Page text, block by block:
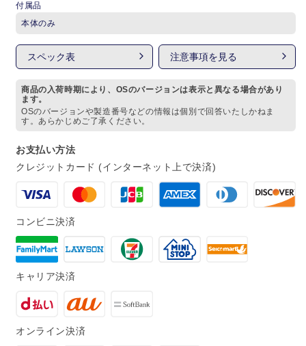
開
封】
AirPods
(第
2
代)MagSafe
ケ
ー
ス
(USB-
付
(第
2
代)MagSafe
充
電
ー
(USB-
付
付属品
本体のみ
スペック表 注意事項を見る
商品の入荷時期により、OSのバージョンは表示と異なる場合があり
ます。
OSのバージョンや製造番号などの情報は個別で回答いたしかねま
す。あらかじめご了承ください。
お支払い方法
クレジットカード (インターネット上で決済)
コンビニ決済
キャリア決済
オンライン決済